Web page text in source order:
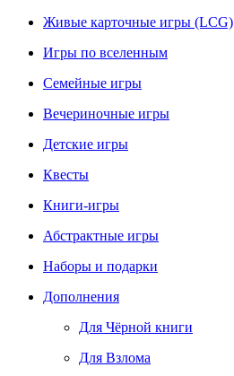
Живые карточные игры (LCG)
Игры по вселенным
Семейные игры
Вечериночные игры
Детские игры
Квесты
Книги-игры
Абстрактные игры
Наборы и подарки
Дополнения
Для Чёрной книги
Для Взлома